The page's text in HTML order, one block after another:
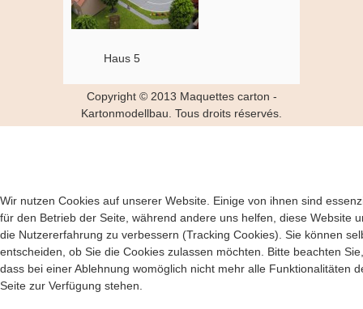
Haus 5
Copyright © 2013 Maquettes carton -
Kartonmodellbau. Tous droits réservés.
Wir nutzen Cookies auf unserer Website. Einige von ihnen sind
für den Betrieb der Seite, während andere uns helfen, diese Website
die Nutzererfahrung zu verbessern (Tracking Cookies). Sie können
entscheiden, ob Sie die Cookies zulassen möchten. Bitte beachten Sie,
dass bei einer Ablehnung womöglich nicht mehr alle Funktionalitäten
Seite zur Verfügung stehen.